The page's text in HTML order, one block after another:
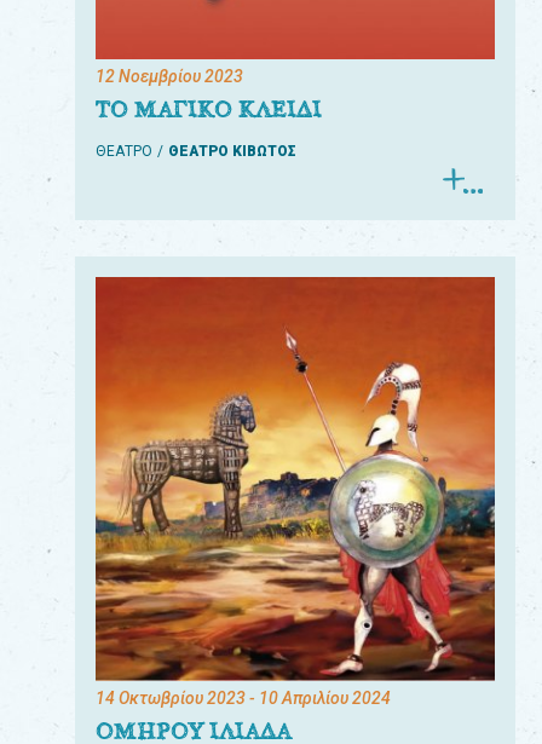
12 Νοεμβρίου 2023
ΤΟ ΜΑΓΙΚΟ ΚΛΕΙΔΙ
ΘΕΑΤΡΟ ΘΕΑΤΡΟ ΚΙΒΩΤΟΣ
14 Οκτωβρίου 2023- 10 Απριλίου 2024
ΟΜΗΡΟΥ ΙΛΙΑΔΑ